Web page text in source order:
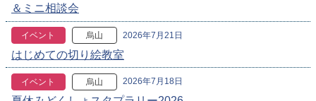
＆ミニ相談会
イベント 烏山 2026年7月21日
はじめての切り絵教室
イベント 烏山 2026年7月18日